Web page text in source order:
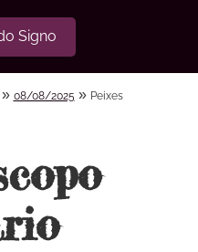
Signo
08/08/2025 » Peixes